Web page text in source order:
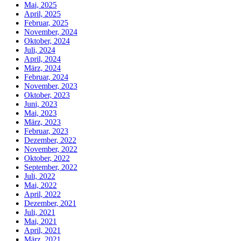
Mai, 2025
April, 2025
Februar, 2025
November, 2024
Oktober, 2024
Juli, 2024
April, 2024
März, 2024
Februar, 2024
November, 2023
Oktober, 2023
Juni, 2023
Mai, 2023
März, 2023
Februar, 2023
Dezember, 2022
November, 2022
Oktober, 2022
September, 2022
Juli, 2022
Mai, 2022
April, 2022
Dezember, 2021
Juli, 2021
Mai, 2021
April, 2021